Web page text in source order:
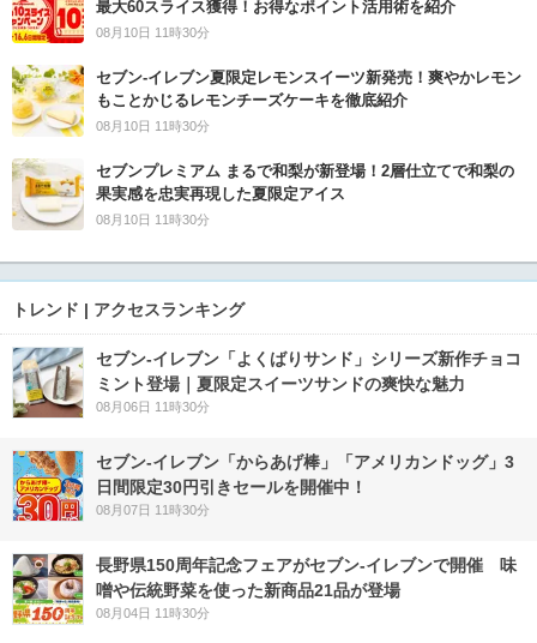
最大60スライス獲得！お得なポイント活用術を紹介
08月10日 11時30分
セブン‐イレブン夏限定レモンスイーツ新発売！爽やかレモン
もことかじるレモンチーズケーキを徹底紹介
08月10日 11時30分
セブンプレミアム まるで和梨が新登場！2層仕立てで和梨の
果実感を忠実再現した夏限定アイス
08月10日 11時30分
トレンド | アクセスランキング
セブン‐イレブン「よくばりサンド」シリーズ新作チョコ
ミント登場｜夏限定スイーツサンドの爽快な魅力
08月06日 11時30分
セブン‐イレブン「からあげ棒」「アメリカンドッグ」3
日間限定30円引きセールを開催中！
08月07日 11時30分
長野県150周年記念フェアがセブン-イレブンで開催 味
噌や伝統野菜を使った新商品21品が登場
08月04日 11時30分